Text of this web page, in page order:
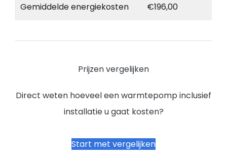
Gemiddelde energiekosten €196,00
Prijzen vergelijken
Direct weten hoeveel een warmtepomp inclusief
installatie u gaat kosten?
Start met vergelijken